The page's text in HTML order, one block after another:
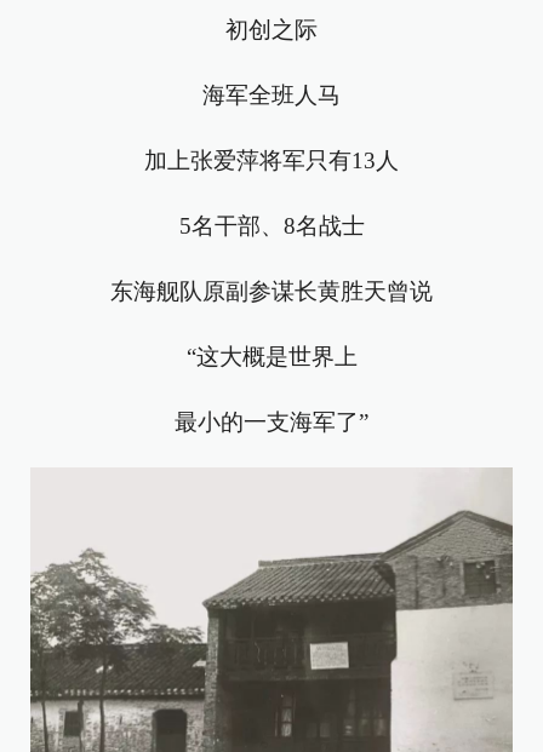
初创之际
海军全班人马
加上张爱萍将军只有13人
5名干部、8名战士
东海舰队原副参谋长黄胜天曾说
“这大概是世界上
最小的一支海军了”